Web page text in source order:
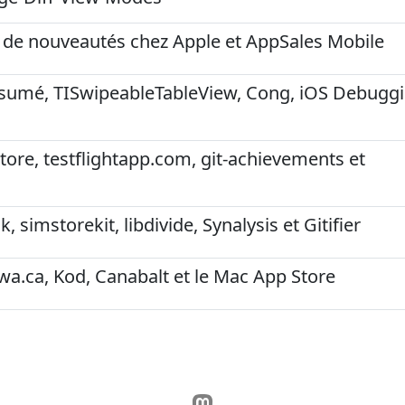
nouveautés chez Apple et AppSales Mobile
TISwipeableTableView, Cong, iOS
testflightapp.com, git-achievements et
simstorekit, libdivide, Synalysis et Gitifier
Kod, Canabalt et le Mac App Store